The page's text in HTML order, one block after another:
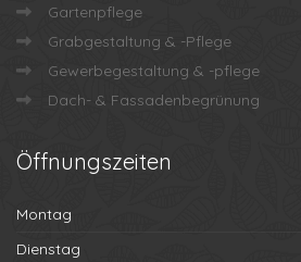
Gartenpflege
Grabgestaltung & -Pflege
Gewerbegestaltung & -pflege
Dach- & Fassadenbegrünung
Öffnungszeiten
Montag
Dienstag